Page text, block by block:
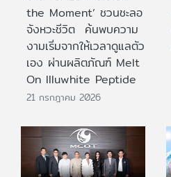
the Moment’ ชวนชะลอ
จังหวะชีวิต ค้นพบความ
งามเริ่มจากให้เวลาดูแลตัว
เอง ผ่านผลิตภัณฑ์ Melt
On Illuwhite Peptide
21 กรกฎาคม 2026